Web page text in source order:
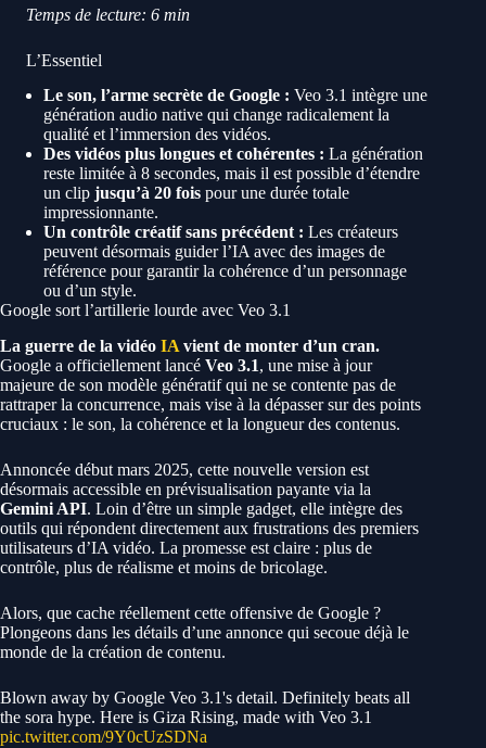
Temps de lecture: 6 min
L’Essentiel
Le son, l’arme secrète de Google : Veo 3.1 intègre une
génération audio native qui change radicalement la
qualité et l’immersion des vidéos.
Des vidéos plus longues et cohérentes : La génération
reste limitée à 8 secondes, mais il est possible d’étendre
un clip jusqu’à 20 fois pour une durée totale
impressionnante.
Un contrôle créatif sans précédent : Les créateurs
peuvent désormais guider l’IA avec des images de
référence pour garantir la cohérence d’un personnage
ou d’un style.
Google sort l’artillerie lourde avec Veo 3.1
La guerre de la vidéo IA vient de monter d’un cran.
Google a officiellement lancé Veo 3.1, une mise à jour
majeure de son modèle génératif qui ne se contente pas de
rattraper la concurrence, mais vise à la dépasser sur des points
cruciaux : le son, la cohérence et la longueur des contenus.
Annoncée début mars 2025, cette nouvelle version est
désormais accessible en prévisualisation payante via la
Gemini API. Loin d’être un simple gadget, elle intègre des
outils qui répondent directement aux frustrations des premiers
utilisateurs d’IA vidéo. La promesse est claire : plus de
contrôle, plus de réalisme et moins de bricolage.
Alors, que cache réellement cette offensive de Google ?
Plongeons dans les détails d’une annonce qui secoue déjà le
monde de la création de contenu.
Blown away by Google Veo 3.1's detail. Definitely beats all
the sora hype. Here is Giza Rising, made with Veo 3.1
pic.twitter.com/9Y0cUzSDNa